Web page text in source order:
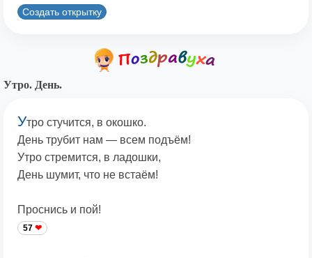
Создать открытку
Утро. День.
Утро стучится, в окошко.
День трубит нам — всем подъём!
Утро стремится, в ладошки,
День шумит, что не встаём!
Проснись и пой!
57